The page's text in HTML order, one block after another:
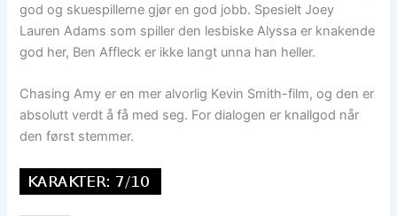
god og skuespillerne gjør en god jobb. Spesielt Joey
Lauren Adams som spiller den lesbiske Alyssa er knakende
god her, Ben Affleck er ikke langt unna han heller.
Chasing Amy er en mer alvorlig Kevin Smith-film, og den er
absolutt verdt å få med seg. For dialogen er knallgod når
den først stemmer.